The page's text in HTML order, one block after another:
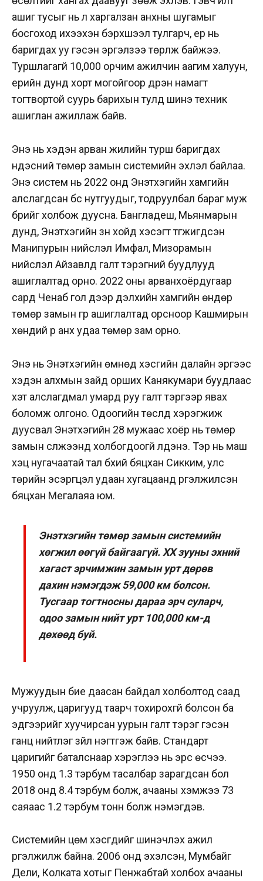
ашиг тусыг нь үл харгалзан анхны шугамыг
босгоход ихээхэн бэрхшээл тулгарч, ер нь
баригдах уу гэсэн эргэлзээ төрүүлж байжээ.
Туршлагагүй 10,000 орчим ажилчин аагим халуун,
үерийн дунд хорт могойгоор дүүрэн намагт
тогтвортой суурь барихын тулд шинэ техник
ашиглан ажиллаж байв.
Энэ нь хэдэн арван жилийн турш баригдах
үндэсний төмөр замын системийн эхлэл байлаа.
Энэ систем нь 2022 онд Энэтхэгийн хамгийн
алслагдсан бүс нутгуудыг, тодруулбал бараг муж
бүрийг холбож дуусна. Бангладеш, Мьянмарын
дунд, Энэтхэгийн зүүн хойд хэсэгт түгжигдсэн
Манипурын нийслэл Имфал, Мизорамын
нийслэл Айзавлд галт тэрэгний буудлууд
ашиглалтад орно. 2022 оны арванхоёрдугаар
сард Ченаб гол дээр дэлхийн хамгийн өндөр
төмөр замын гүүр ашиглалтад орсноор Кашмирын
хөндий рүү анх удаа төмөр зам орно.
Энэ нь Энэтхэгийн өмнөд хэсгийн далайн эргээс
хэдэн алхмын зайд орших Канякумари буудлаас
хэт алслагдмал умард руу галт тэргээр явах
боломж олгоно. Одоогийн төслүүд хэрэгжиж
дуусвал Энэтхэгийн 28 мужаас хоёр нь төмөр
замын сүлжээнд холбогдоогүй үлдэнэ. Тэр нь маш
хэцүү нугачаатай тал бүхий бяцхан Сикким, улс
төрийн эсэргүүцэл удаан хугацаанд үргэлжилсэн
бяцхан Мегалаяа юм.
Энэтхэгийн төмөр замын системийн
хөгжил өөгүй байгаагүй. XX зууны эхний
хагаст эрчимжин замын урт дөрөв
дахин нэмэгдэж 59,000 км болсон.
Тусгаар тогтносны дараа эрч суларч,
одоо замын нийт урт 100,000 км-д
дөхөөд буй.
Мужуудын бие даасан байдал холболтод саад
учруулж, царигууд таарч тохирохгүй болсон ба
эдгээрийг хуучирсан уурын галт тэрэг гэсэн
ганц нийтлэг зүйл нэгтгэж байв. Стандарт
царигийг баталснаар хэрэглээ нь эрс өсчээ.
1950 онд 1.3 тэрбум тасалбар зарагдсан бол
2018 онд 8.4 тэрбум болж, ачааны хэмжээ 73
саяаас 1.2 тэрбум тонн болж нэмэгдэв.
Системийн цөм хэсгүүдийг шинэчлэх ажил
үргэлжилж байна. 2006 онд эхэлсэн, Мумбайг
Дели, Колката хотыг Пенжабтай холбох ачааны